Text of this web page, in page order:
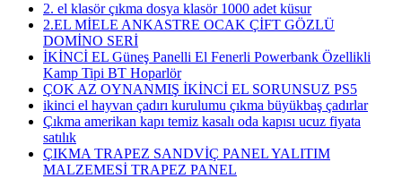
2. el klasör çıkma dosya klasör 1000 adet küsur
2.EL MİELE ANKASTRE OCAK ÇİFT GÖZLÜ
DOMİNO SERİ
İKİNCİ EL Güneş Panelli El Fenerli Powerbank Özellikli
Kamp Tipi BT Hoparlör
ÇOK AZ OYNANMIŞ İKİNCİ EL SORUNSUZ PS5
ikinci el hayvan çadırı kurulumu çıkma büyükbaş çadırlar
Çıkma amerikan kapı temiz kasalı oda kapısı ucuz fiyata
satılık
ÇIKMA TRAPEZ SANDVİÇ PANEL YALITIM
MALZEMESİ TRAPEZ PANEL